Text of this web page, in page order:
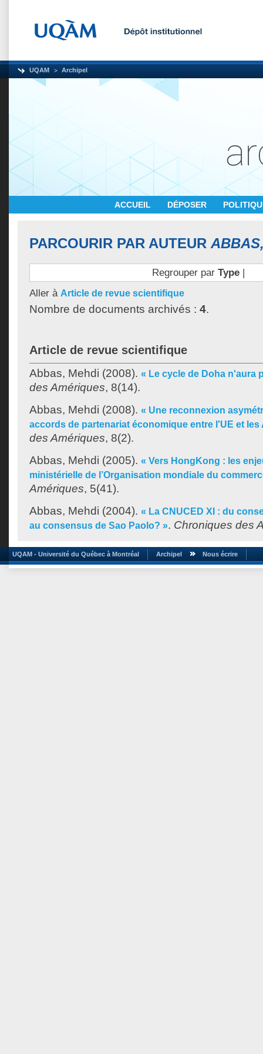
UQAM Archipel
ACCUEIL DÉPOSER
PARCOURIR PAR AUTEUR
Regrouper par Type|
Aller à Article de revue scientifique
Nombre de documents archivés : 4.
Article de revue scientifique
Abbas, Mehdi (2008). « Le cycle de Doha n'aura
des Amériques, 8(14).
Abbas, Mehdi (2008). « Une reconnexion
accords de partenariat économique entre l'UE et les
des Amériques, 8(2).
Abbas, Mehdi (2005). « Vers HongKong : les
ministérielle de l’Organisation mondiale du
Amériques, 5(41).
Abbas, Mehdi (2004). « La CNUCED XI : du
au consensus de Sao Paolo? ». Chroniques des
UQAM - Université du Québec à Montréal Archipel Nous écrire